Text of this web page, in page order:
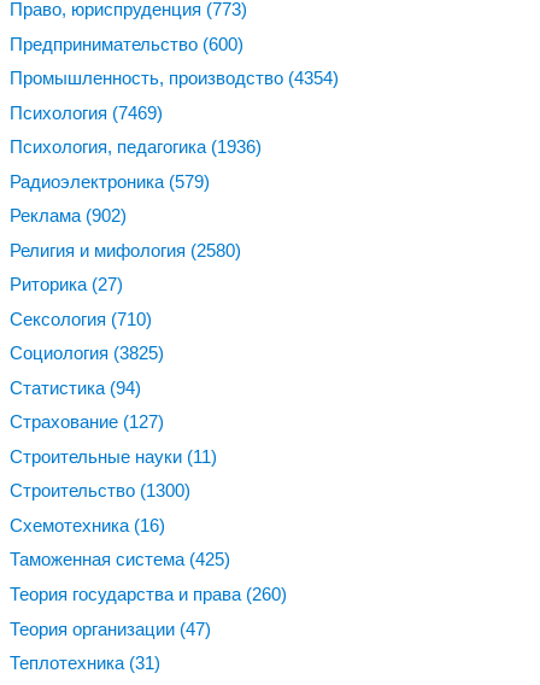
Право, юриспруденция (773)
Предпринимательство (600)
Промышленность, производство (4354)
Психология (7469)
Психология, педагогика (1936)
Радиоэлектроника (579)
Реклама (902)
Религия и мифология (2580)
Риторика (27)
Сексология (710)
Социология (3825)
Статистика (94)
Страхование (127)
Строительные науки (11)
Строительство (1300)
Схемотехника (16)
Таможенная система (425)
Теория государства и права (260)
Теория организации (47)
Теплотехника (31)